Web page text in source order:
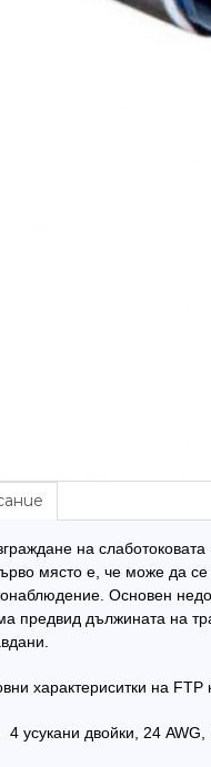
на
място е, че може да се
Основен
предвид дължината на
характериситки на FTP
4 усукани двойки, 24 AWG,